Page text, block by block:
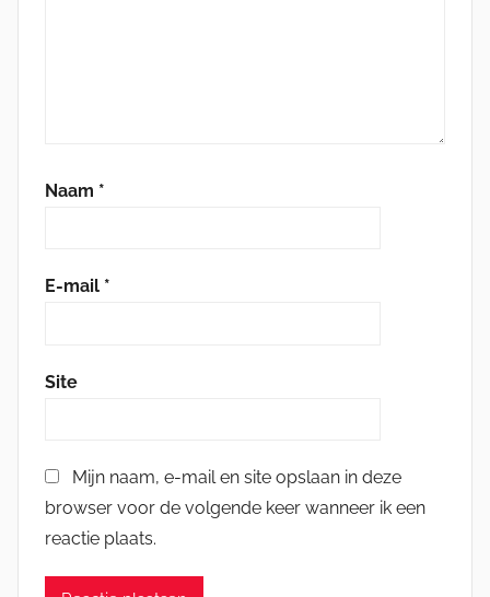
Naam *
E-mail *
Site
Mijn naam, e-mail en site opslaan in deze
browser voor de volgende keer wanneer ik een
reactie plaats.